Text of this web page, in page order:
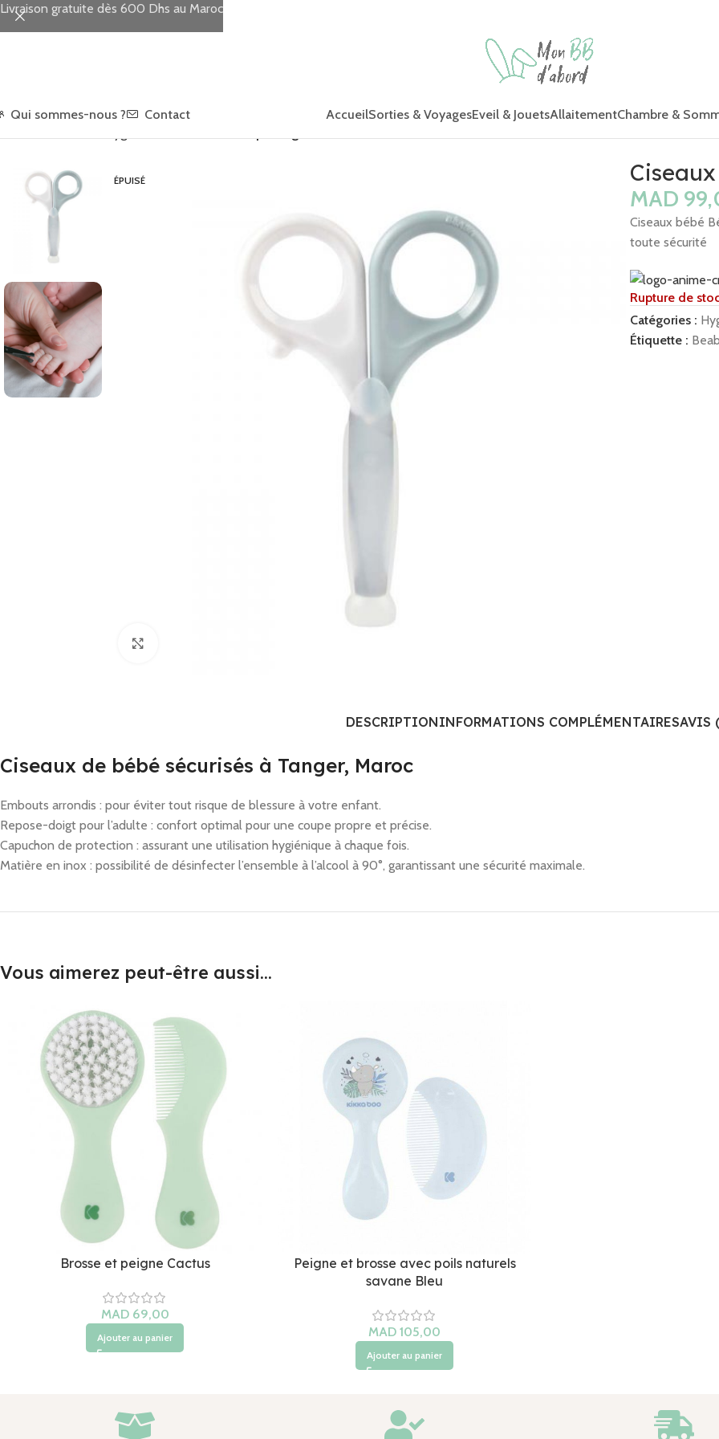
Qui sommes-nous ? Contact AccueilSorties & VoyagesEveil & JouetsAllaitementChambre &
ÉPUISÉ
MAD
Ciseaux bébé
toute sécurité
Rupture de
Catégories :
Étiquette :
DESCRIPTIONINFORMATIONS COMPLÉMENTAIRESAVIS
Ciseaux de bébé sécurisés à Tanger, Maroc
Embouts arrondis : pour éviter tout risque de blessure à votre enfant.
Repose-doigt pour l’adulte : confort optimal pour une coupe propre et précise.
Capuchon de protection : assurant une utilisation hygiénique à chaque fois.
Matière en inox : possibilité de désinfecter l’ensemble à l’alcool à 90°, garantissant une sécurité maximale.
Vous aimerez peut-être aussi…
Brosse et peigne Cactus
Ajouter au panier
Peigne et brosse avec poils naturels
savane Bleu
Ajouter au panier
Livraison gratuite dès 600 Dhs au Maroc